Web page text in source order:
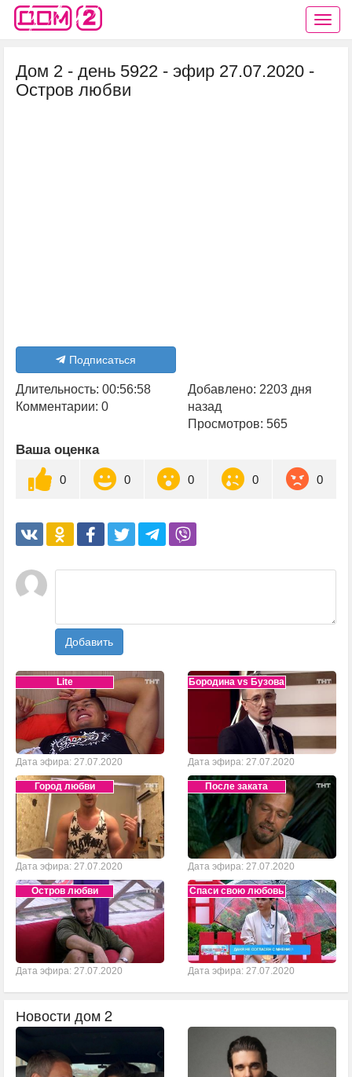
Дом 2 - день 5922 - эфир 27.07.2020 -
Остров любви
Подписаться
Длительность: 00:56:58
Комментарии: 0
Добавлено: 2203 дня
назад
Просмотров: 565
Ваша оценка
0 0 0 0 0
Добавить
Lite
Дата эфира: 27.07.2020
Бородина vs Бузова
Дата эфира: 27.07.2020
Город любви
Дата эфира: 27.07.2020
После заката
Дата эфира: 27.07.2020
Остров любви
Дата эфира: 27.07.2020
Спаси свою любовь
Дата эфира: 27.07.2020
Новости дом 2